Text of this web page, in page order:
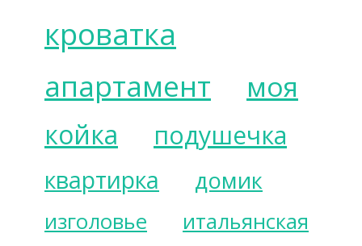
кроватка
апартамент моя
койка подушечка
квартирка домик
изголовье итальянская